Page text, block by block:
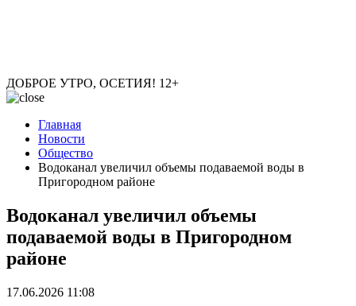
ДОБРОЕ УТРО, ОСЕТИЯ! 12+
Главная
Новости
Общество
Водоканал увеличил объемы подаваемой воды в
Пригородном районе
Водоканал увеличил объемы
подаваемой воды в Пригородном
районе
17.06.2026 11:08